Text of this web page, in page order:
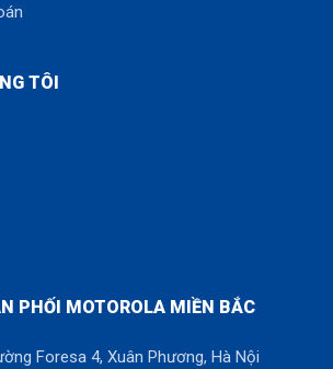
TÔI
PHỐI MOTOROLA MIỀN BẮC
Foresa 4, Xuân Phương, Hà Nội